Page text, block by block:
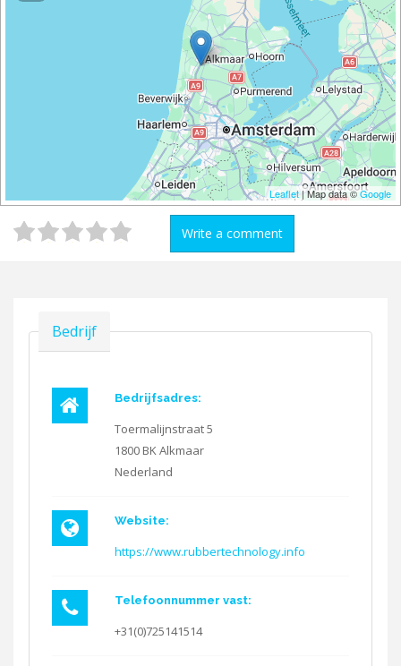
Leaflet| Map data ©Google
Write a comment
Verbergen
Bedrijf
Bedrijfsadres:
Toermalijnstraat 5
1800 BKAlkmaar
Nederland
Website:
https://www.rubbertechnology.info
Telefoonnummer vast:
+31(0)725141514